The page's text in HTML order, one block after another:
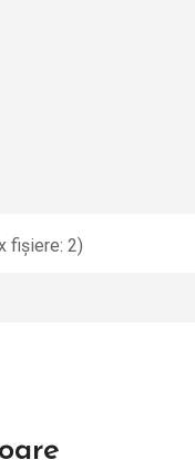
fișiere: 2)